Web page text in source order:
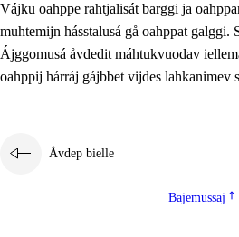
Vájku oahppe rahtjalisát barggi ja
muhtemijn hásstalusá gå oahppat galggi.
Ájggomusá åvdedit máhtukvuodav
oahppij hárráj gájbbet vijdes lahkanimev
Åvdep bielle
Bajemussaj